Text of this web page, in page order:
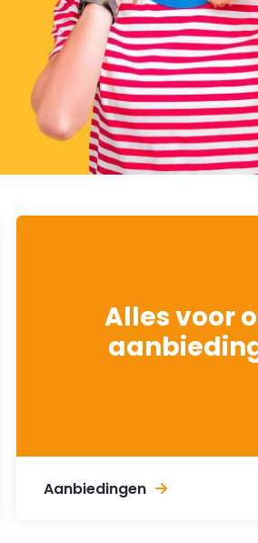
Alles voor
Aanbiedingen